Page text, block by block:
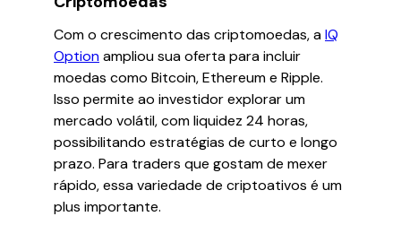
Com o crescimento das criptomoedas, aIQ
Optionampliou sua oferta para incluir
moedas como Bitcoin, Ethereum e Ripple.
Isso permite ao investidor explorar um
mercado volátil, com liquidez 24 horas,
possibilitando estratégias de curto e longo
prazo. Para traders que gostam de mexer
rápido, essa variedade de criptoativos é um
plus importante.